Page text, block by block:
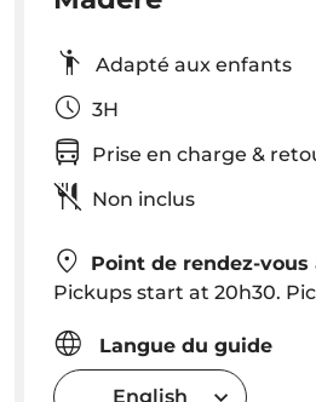
Adapté aux
3H
Prise en charge &
Non inclus
Point de rendez-vous
Pickups start at 20h30. Pick up
Langue du guide
English